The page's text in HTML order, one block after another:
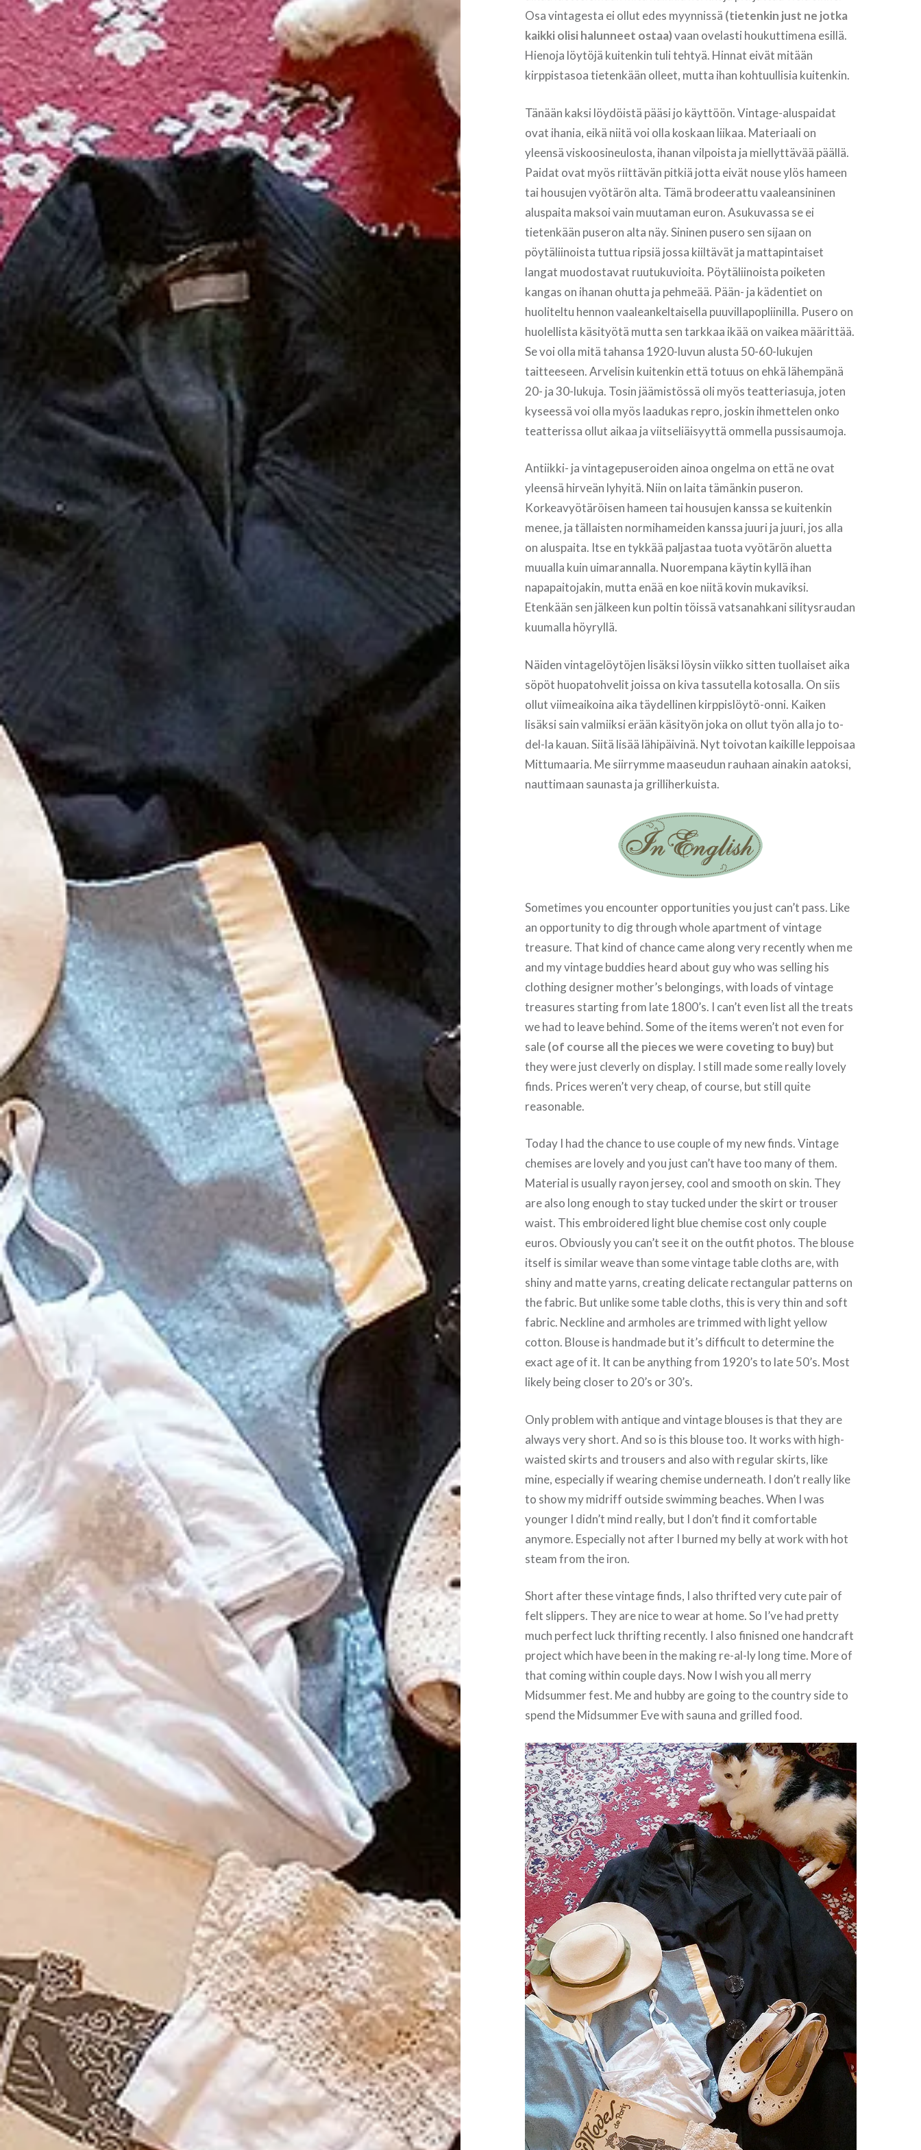
Osa vintagesta ei ollut edes myynnissä (tietenkin just ne jotka
kaikki olisi halunneet ostaa)vaan ovelasti houkuttimena esillä.
Hienoja löytöjä kuitenkin tuli tehtyä. Hinnat eivät mitään
kirppistasoa tietenkään olleet, mutta ihan kohtuullisia kuitenkin.
Tänään kaksi löydöistä pääsi jo käyttöön. Vintage-aluspaidat
ovat ihania, eikä niitä voi olla koskaan liikaa. Materiaali on
yleensä viskoosineulosta, ihanan vilpoista ja miellyttävää päällä.
Paidat ovat myös riittävän pitkiä jotta eivät nouse ylös hameen
tai housujen vyötärön alta. Tämä brodeerattu vaaleansininen
aluspaita maksoi vain muutaman euron. Asukuvassa se ei
tietenkään puseron alta näy. Sininen pusero sen sijaan on
pöytäliinoista tuttua ripsiä jossa kiiltävät ja mattapintaiset
langat muodostavat ruutukuvioita. Pöytäliinoista poiketen
kangas on ihanan ohutta ja pehmeää. Pään- ja kädentiet on
huoliteltu hennon vaaleankeltaisella puuvillapopliinilla. Pusero on
huolellista käsityötä mutta sen tarkkaa ikää on vaikea määrittää.
Se voi olla mitä tahansa 1920-luvun alusta 50-60-lukujen
taitteeseen. Arvelisin kuitenkin että totuus on ehkä lähempänä
20- ja 30-lukuja. Tosin jäämistössä oli myös teatteriasuja, joten
kyseessä voi olla myös laadukas repro, joskin ihmettelen onko
teatterissa ollut aikaa ja viitseliäisyyttä ommella pussisaumoja.
Antiikki- ja vintagepuseroiden ainoa ongelma on että ne ovat
yleensä hirveän lyhyitä. Niin on laita tämänkin puseron.
Korkeavyötäröisen hameen tai housujen kanssa se kuitenkin
menee, ja tällaisten normihameiden kanssa juuri ja juuri, jos alla
on aluspaita. Itse en tykkää paljastaa tuota vyötärön aluetta
muualla kuin uimarannalla. Nuorempana käytin kyllä ihan
napapaitojakin, mutta enää en koe niitä kovin mukaviksi.
Etenkään sen jälkeen kun poltin töissä vatsanahkani silitysraudan
kuumalla höyryllä.
Näiden vintagelöytöjen lisäksi löysin viikko sitten tuollaiset aika
söpöt huopatohvelit joissa on kiva tassutella kotosalla. On siis
ollut viimeaikoina aika täydellinen kirppislöytö-onni. Kaiken
lisäksi sain valmiiksi erään käsityön joka on ollut työn alla jo to-
del-la kauan. Siitä lisää lähipäivinä. Nyt toivotan kaikille leppoisaa
Mittumaaria. Me siirrymme maaseudun rauhaan ainakin aatoksi,
nauttimaan saunasta ja grilliherkuista.
Sometimes you encounter opportunities you just can’t pass. Like
an opportunity to dig through whole apartment of vintage
treasure. That kind of chance came along very recently when me
and my vintage buddies heard about guy who was selling his
clothing designer mother’s belongings, with loads of vintage
treasures starting from late 1800’s. I can’t even list all the treats
we had to leave behind. Some of the items weren’t not even for
sale(of course all the pieces we were coveting to buy) but
they were just cleverly on display. I still made some really lovely
finds. Prices weren’t very cheap, of course, but still quite
reasonable.
Today I had the chance to use couple of my new finds. Vintage
chemises are lovely and you just can’t have too many of them.
Material is usually rayon jersey, cool and smooth on skin. They
are also long enough to stay tucked under the skirt or trouser
waist. This embroidered light blue chemise cost only couple
euros. Obviously you can’t see it on the outfit photos. The blouse
itself is similar weave than some vintage table cloths are, with
shiny and matte yarns, creating delicate rectangular patterns on
the fabric. But unlike some table cloths, this is very thin and soft
fabric. Neckline and armholes are trimmed with light yellow
cotton. Blouse is handmade but it’s difficult to determine the
exact age of it. It can be anything from 1920’s to late 50’s. Most
likely being closer to 20’s or 30’s.
Only problem with antique and vintage blouses is that they are
always very short. And so is this blouse too. It works with high-
waisted skirts and trousers and also with regular skirts, like
mine, especially if wearing chemise underneath. I don’t really like
to show my midriff outside swimming beaches. When I was
younger I didn’t mind really, but I don’t find it comfortable
anymore. Especially not after I burned my belly at work with hot
steam from the iron.
Short after these vintage finds, I also thrifted very cute pair of
felt slippers. They are nice to wear at home. So I’ve had pretty
much perfect luck thrifting recently. I also finisned one handcraft
project which have been in the making re-al-ly long time. More of
that coming within couple days. Now I wish you all merry
Midsummer fest. Me and hubby are going to the country side to
spend the Midsummer Eve with sauna and grilled food.